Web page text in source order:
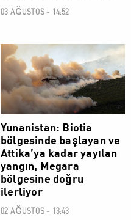
03 AĞUSTOS - 14:52
DÜNYA
Yunanistan: Biotia
bölgesinde başlayan ve
Attika’ya kadar yayılan
yangın, Megara
bölgesine doğru
ilerliyor
02 AĞUSTOS - 13:43